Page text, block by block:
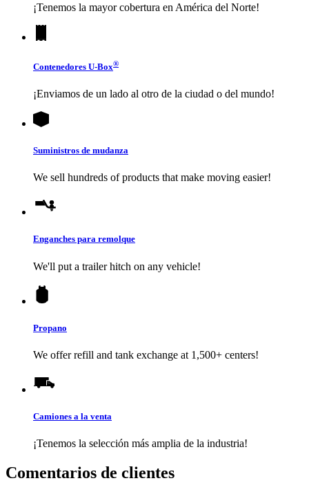
¡Tenemos la mayor cobertura en América del Norte!
Contenedores U-Box®
¡Enviamos de un lado al otro de la ciudad o del mundo!
Suministros de mudanza
We sell hundreds of products that make moving easier!
Enganches para remolque
We'll put a trailer hitch on any vehicle!
Propano
We offer refill and tank exchange at 1,500+ centers!
Camiones a la venta
¡Tenemos la selección más amplia de la industria!
Comentarios de clientes